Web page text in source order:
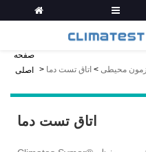
صفحه
اصلی
> آزمون محیطی > اتاق تست دما
اتاق تست دما